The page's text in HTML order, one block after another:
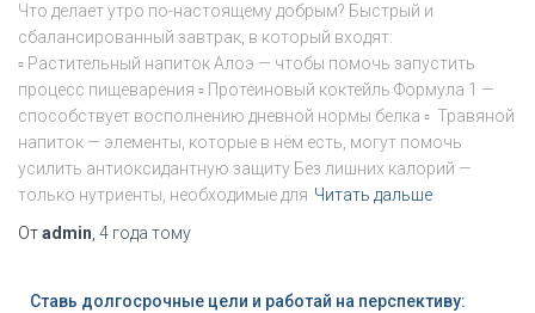
Что делает утро по-настоящему добрым? Быстрый и
сбалансированный завтрак, в который входят:
▫ Растительный напиток Алоэ — чтобы помочь запустить
процесс пищеварения ▫ Протеиновый коктейль Формула 1 —
способствует восполнению дневной нормы белка ▫ Травяной
напиток — элементы, которые в нём есть, могут помочь
усилить антиоксидантную защиту Без лишних калорий —
только нутриенты, необходимые для Читать дальше
Отadmin, 4 года тому
Ставь долгосрочные цели и работай на перспективу: